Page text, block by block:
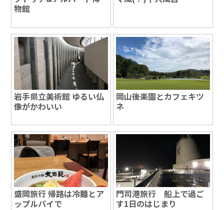
物館
岩手県立美術館 ゆるい仏
像がかわいい
岡山後楽園とカフェキツ
ネ
盛岡旅行 帰路は冷麺とア
ップルパイで
門司港旅行 船上で過ご
す1日のはじまり